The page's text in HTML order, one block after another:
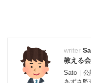
教える
Sato｜公